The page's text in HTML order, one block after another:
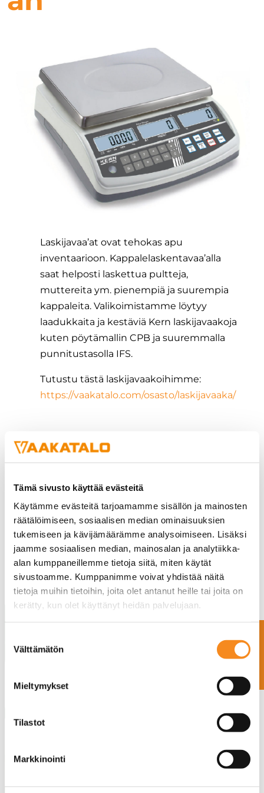
Tämä sivusto käyttää evästeitä
Käytämme evästeitä tarjoamamme sisällön ja mainosten
räätälöimiseen, sosiaalisen median ominaisuuksien
tukemiseen ja kävijämäärämme analysoimiseen. Lisäksi
jaamme sosiaalisen median, mainosalan ja analytiikka-
alan kumppaneillemme tietoja siitä, miten käytät
sivustoamme. Kumppanimme voivat yhdistää näitä
tietoja muihin tietoihin, joita olet antanut heille tai joita on
kerätty, kun olet käyttänyt heidän palvelujaan.
valinta
Välttämätön
Mieltymykset
Tilastot
Markkinointi
Laskijavaa’at ovat tehokas apu
inventaarioon. Kappalelaskentavaa’alla
saat helposti laskettua pultteja,
muttereita ym. pienempiä ja suurempia
kappaleita. Valikoimistamme löytyy
laadukkaita ja kestäviä Kern laskijavaakoja
kuten pöytämallin CPB ja suuremmalla
punnitustasolla IFS.
Tutustu tästä laskijavaakoihimme:
https://vaakatalo.com/osasto/laskijavaaka/
22.5.2025
maatalousnäyttely,
Olemme mukana
Ota yhteyttä